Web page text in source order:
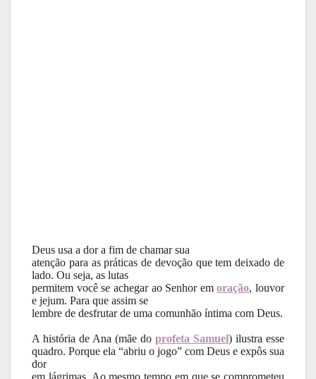
Deus usa a dor a fim de chamar sua
atenção para as práticas de devoção que tem deixado de
lado. Ou seja, as lutas
permitem você se achegar ao Senhor emoração, louvor
e jejum. Para que assim se
lembre de desfrutar de uma comunhão íntima com Deus.
A história de Ana (mãe do profeta Samuel) ilustra esse
quadro. Porque ela “abriu o jogo” com Deus e expôs sua
dor